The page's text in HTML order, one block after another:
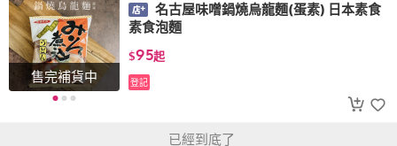
售完補貨中
名古屋味噌鍋燒烏龍麵(蛋素) 日本素食
素食泡麵
$95起
登記
已經到底了